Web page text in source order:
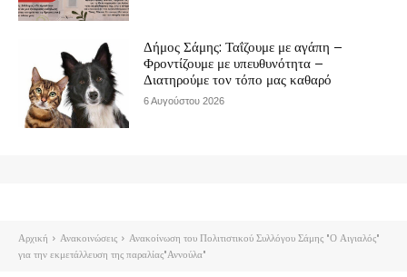
Δήμος Σάμης: Ταΐζουμε με αγάπη –
Φροντίζουμε με υπευθυνότητα –
Διατηρούμε τον τόπο μας καθαρό
6 Αυγούστου 2026